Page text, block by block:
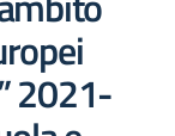
2021-